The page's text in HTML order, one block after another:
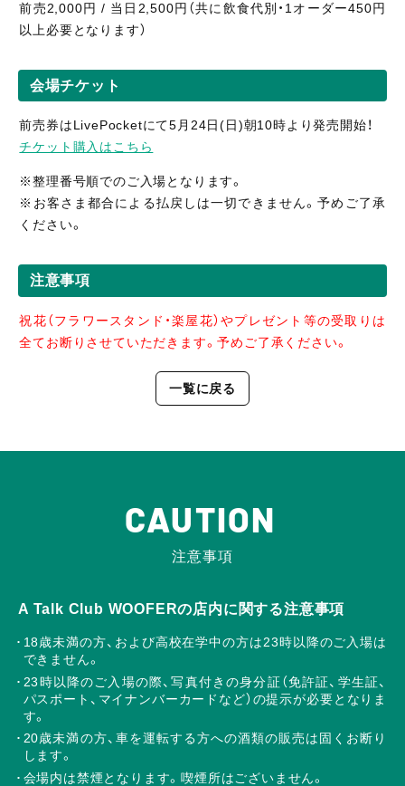
前売2,000円 / 当日2,500円（共に飲食代別・1オーダー450円
以上必要となります）
会場チケット
前売券はLivePocketにて5月24日(日)朝10時より発売開始！
チケット購入はこちら
※整理番号順でのご入場となります。
※お客さま都合による払戻しは一切できません。予めご了承
ください。
注意事項
祝花（フラワースタンド・楽屋花）やプレゼント等の受取りは
全てお断りさせていただきます。予めご了承ください。
一覧に戻る
CAUTION
注意事項
A Talk Club WOOFERの店内に関する注意事項
18歳未満の方、および高校在学中の方は23時以降のご入場は
できません。
23時以降のご入場の際、写真付きの身分証（免許証、学生証、
パスポート、マイナンバーカードなど）の提示が必要となりま
す。
20歳未満の方、車を運転する方への酒類の販売は固くお断り
します。
会場内は禁煙となります。喫煙所はございません。